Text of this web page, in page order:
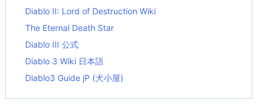
Diablo II: Lord of Destruction Wiki
The Eternal Death Star
Diablo III 公式
Diablo 3 Wiki 日本語
Diablo3 Guide jP (犬小屋)